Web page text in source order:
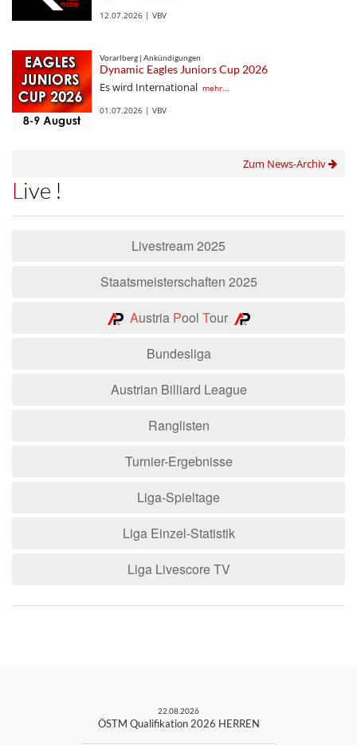
12.07.2026 | VBV
Vorarlberg | Ankündigungen
Dynamic Eagles Juniors Cup 2026
Es wird International mehr...
01.07.2026 | VBV
Zum News-Archiv
Live !
Livestream 2025
Staatsmeisterschaften 2025
Austria Pool Tour
Bundesliga
Austrian Billiard League
Ranglisten
Turnier-Ergebnisse
Liga-Spieltage
Liga Einzel-Statistik
Liga Livescore TV
22.08.2026
ÖSTM Qualifikation 2026 HERREN